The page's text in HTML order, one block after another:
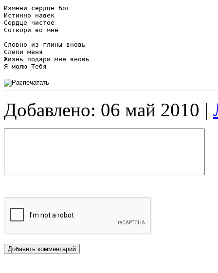
Измени сердце Бог
Истинно навек
Сердце чистое
Сотвори во мне
Словно из глины вновь
Слепи меня
Жизнь подари мне вновь
Я молю Тебя
Добавлено: 06 май 2010 |